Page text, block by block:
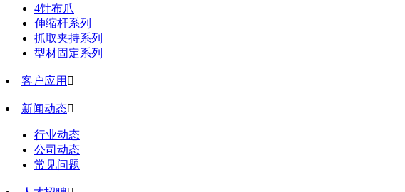
4针布爪
伸缩杆系列
抓取夹持系列
型材固定系列
客户应用 
新闻动态
行业动态
公司动态
常见问题